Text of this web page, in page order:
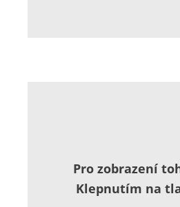
Pro zobrazení
Klepnutím na